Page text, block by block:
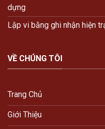
dựng
Lập vi bằng ghi nhận hiện
VỀ CHÚNG TÔI
Trang Chủ
Giới Thiệu